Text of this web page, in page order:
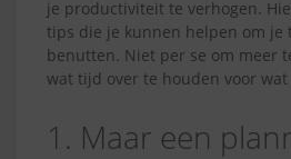
je productiviteit te verhogen.
tips die je kunnen helpen om je
benutten. Niet per se om meer
wat tijd over te houden voor
1. Maar een